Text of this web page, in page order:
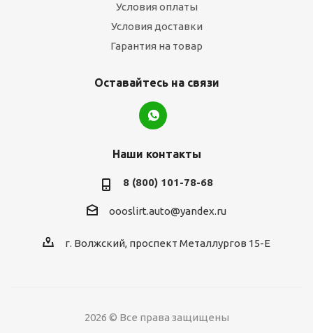
Условия оплаты
Условия доставки
Гарантия на товар
Оставайтесь на связи
Наши контакты
8 (800) 101-78-68
oooslirt.auto@yandex.ru
г. Волжский, проспект Металлургов 15-Е
2026 © Все права защищены